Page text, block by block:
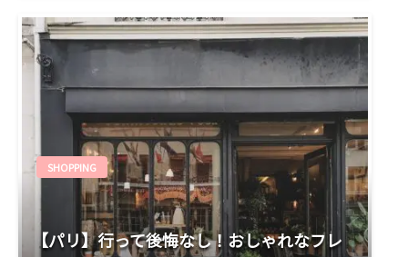
SHOPPING
【パリ】行って後悔なし！おしゃれなフレ